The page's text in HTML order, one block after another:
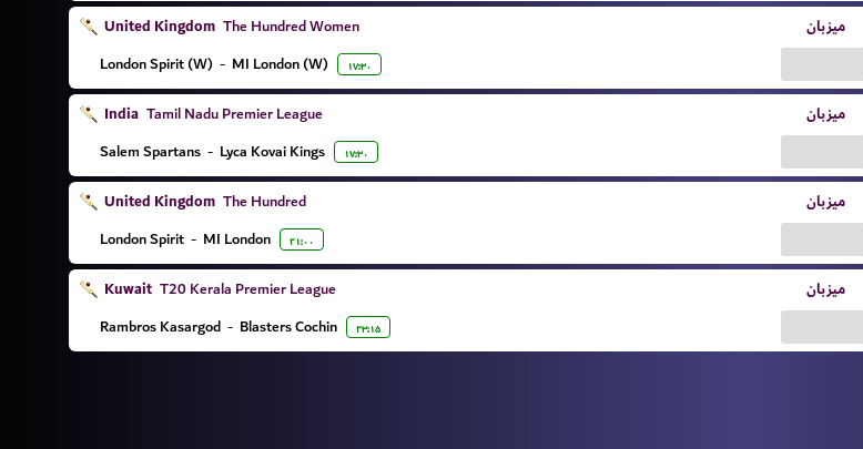
United Kingdom The Hundred Women میزبان
London Spirit (W) - MI London (W) ۱۷:۳۰
India Tamil Nadu Premier League میزبان
Salem Spartans - Lyca Kovai Kings ۱۷:۳۰
United Kingdom The Hundred میزبان
London Spirit - MI London ۲۱:۰۰
Kuwait T20 Kerala Premier League میزبان
Rambros Kasargod - Blasters Cochin ۲۳:۱۵